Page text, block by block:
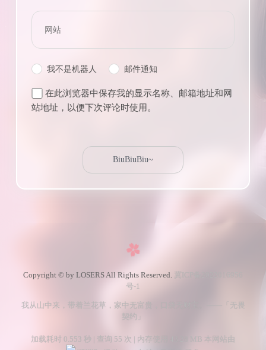
我不是机器人 邮件通知
在此浏览器中保存我的显示名称、邮箱地址和网
站地址，以便下次评论时使用。
Copyright © by LOSERS All Rights Reserved. 冀ICP备2022016956
号-1
我从山中来，带着兰花草，家中无富贵，口袋无财宝。——「无畏
契约」
加载耗时 0.553 秒 | 查询 55 次 | 内存使用 43.28 MB 本网站由